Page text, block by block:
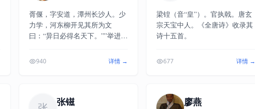
胥偃，字安道，潭州长沙人。少
力学，河东柳开见其所为文
曰：“异日必得名天下。””举进士
二州，直集贤院、同判吏部南
名者居上。降秘书省著作佐郎、
940 详情 →
梁锽（音“皇”）。官执戟。唐玄
宗天宝中人。《全唐诗》收录其
诗十五首。
677 详情 →
张镃 廖燕